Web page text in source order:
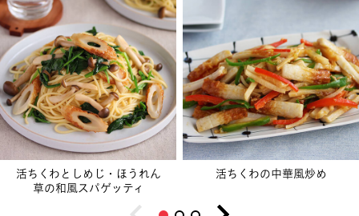
活ちくわとしめじ・ほうれん
草の和風スパゲッティ
活ちくわの中華風炒め